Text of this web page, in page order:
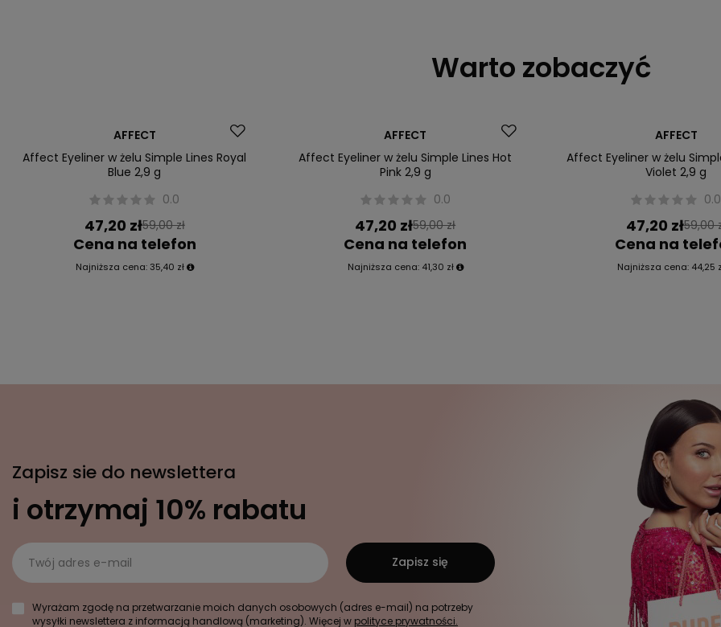
Warto zobaczyć
AFFECT
Affect Eyeliner w żelu Simple Lines Royal
Blue 2,9 g
0.0
47,20 zł59,00 zł
Cena na telefon
Najniższa cena: 35,40 zł
AFFECT
Affect Eyeliner w żelu Simple Lines Hot
Pink 2,9 g
0.0
47,20 zł59,00 zł
Cena na telefon
Najniższa cena: 41,30 zł
AFFECT
Affect Eyeliner w żelu
Violet 2,9 g
0.0
47,20 zł59,00
Cena na
Najniższa cena: 44,25
Zapisz sie do newslettera
i otrzymaj 10% rabatu
Twój adres e-mail
Wyrażam zgodę na przetwarzanie moich danych osobowych (adres e-mail) na potrzeby
wysyłki newslettera z informacją handlową (marketing). Więcej w polityce prywatności.
Zapisz się